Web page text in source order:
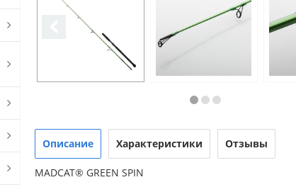
Описание Характеристики Отзывы
MADCAT® GREEN SPIN